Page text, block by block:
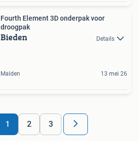
Fourth Element 3D onderpak voor
droogpak
Bieden Details
Malden 13 mei 26
1 2 3